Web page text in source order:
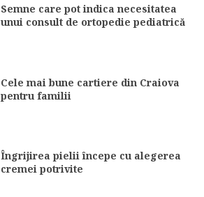
Semne care pot indica necesitatea
unui consult de ortopedie pediatrică
Cele mai bune cartiere din Craiova
pentru familii
Îngrijirea pielii începe cu alegerea
cremei potrivite